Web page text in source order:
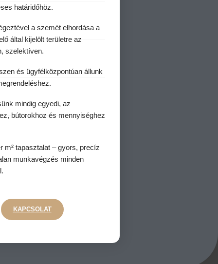
határidőhöz.
a szemét elhordása a
által kijelölt területre az
szelektíven.
és ügyfélközpontúan állunk
mindig egyedi, az
bútorokhoz és mennyiséghez
m² tapasztalat – gyors, precíz
munkavégzés minden
KAPCSOLAT